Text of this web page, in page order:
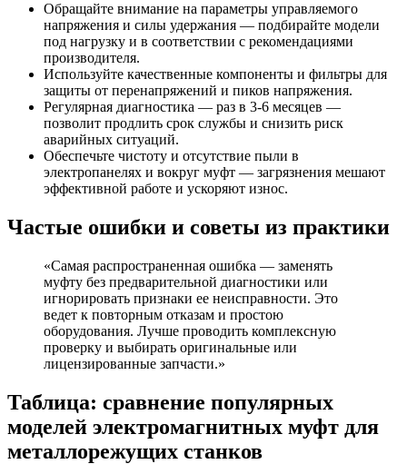
Обращайте внимание на параметры управляемого
напряжения и силы удержания — подбирайте модели
под нагрузку и в соответствии с рекомендациями
производителя.
Используйте качественные компоненты и фильтры для
защиты от перенапряжений и пиков напряжения.
Регулярная диагностика — раз в 3-6 месяцев —
позволит продлить срок службы и снизить риск
аварийных ситуаций.
Обеспечьте чистоту и отсутствие пыли в
электропанелях и вокруг муфт — загрязнения мешают
эффективной работе и ускоряют износ.
Частые ошибки и советы из практики
«Самая распространенная ошибка — заменять
муфту без предварительной диагностики или
игнорировать признаки ее неисправности. Это
ведет к повторным отказам и простою
оборудования. Лучше проводить комплексную
проверку и выбирать оригинальные или
лицензированные запчасти.»
Таблица: сравнение популярных
моделей электромагнитных муфт для
металлорежущих станков